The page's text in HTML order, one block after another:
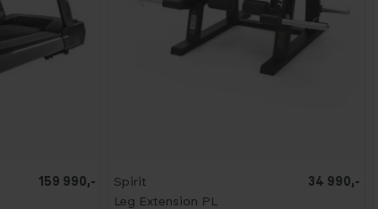
159 990,-
Spirit
Leg Extension PL
34 990,-